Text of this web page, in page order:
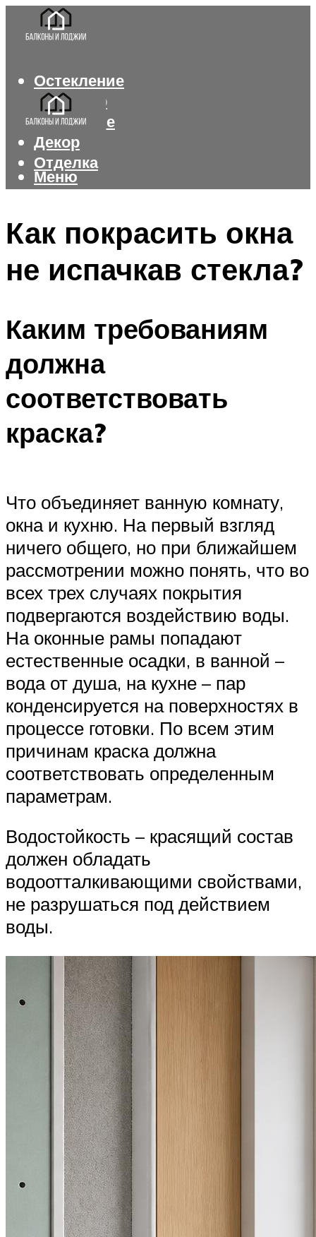
Остекление
Интерьер
Утепление
Декор
Отделка
Меню
Как покрасить окна
не испачкав стекла?
Каким требованиям
должна
соответствовать
краска?
Что объединяет ванную комнату,
окна и кухню. На первый взгляд
ничего общего, но при ближайшем
рассмотрении можно понять, что во
всех трех случаях покрытия
подвергаются воздействию воды.
На оконные рамы попадают
естественные осадки, в ванной –
вода от душа, на кухне – пар
конденсируется на поверхностях в
процессе готовки. По всем этим
причинам краска должна
соответствовать определенным
параметрам.
Водостойкость – красящий состав
должен обладать
водоотталкивающими свойствами,
не разрушаться под действием
воды.